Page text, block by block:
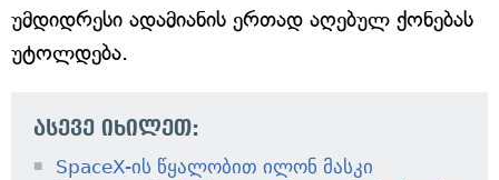
უმდიდრესი ადამიანის ერთად აღებულ ქონებას
უტოლდება.
ასევე იხილეთ:
SpaceX-ის წყალობით ილონ მასკი